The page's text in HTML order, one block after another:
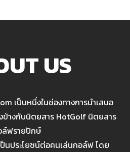
US
เป็นหนึ่งในช่องทางการนำเสนอ
ข้างกับนิตยสาร HotGolf นิตยสาร
ฟรายปักษ์
นประโยชน์ต่อคนเล่นกอล์ฟ โดย